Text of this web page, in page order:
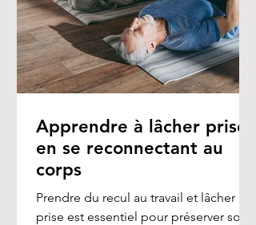
Apprendre à lâcher prise
en se reconnectant au
corps
Prendre du recul au travail et lâcher
prise est essentiel pour préserver son